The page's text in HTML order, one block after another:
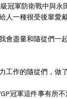
軍防衛戰中與永
人一種很受後輩愛戴
會盡量和隨從們一
作的隨從們，做
冠軍這件事有所不